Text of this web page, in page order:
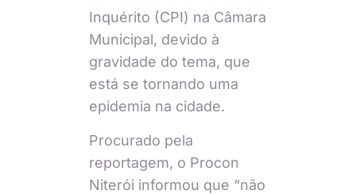
Inquérito (CPI) na Câmara
Municipal, devido à
gravidade do tema, que
está se tornando uma
epidemia na cidade.
Procurado pela
reportagem, o Procon
Niterói informou que “não